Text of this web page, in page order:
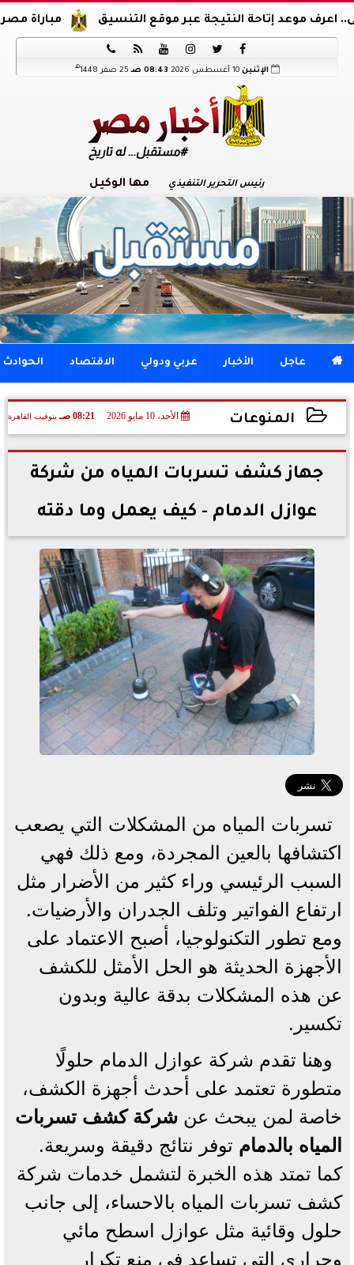
مباراة مصر إتاحة النتيجة عبر موقع التنسيق






الإثنين 08:43 صـ 25 صفر 1448 هـ
رئيس التحرير التنفيذي مها الوكيل
 عاجل الأخبار عربي ودولي الاقتصاد الحوادث
المنوعات الأحد، 10 مايو 2026 08:21 صـ بتوقيت القاهرة
2026-05-10 08:21:09
جهاز كشف تسربات المياه من شركة
عوازل الدمام - كيف يعمل وما دقته
تسربات المياه من المشكلات التي يصعب
اكتشافها بالعين المجردة، ومع ذلك فهي
السبب الرئيسي وراء كثير من الأضرار مثل
ارتفاع الفواتير وتلف الجدران والأرضيات.
ومع تطور التكنولوجيا، أصبح الاعتماد على
الأجهزة الحديثة هو الحل الأمثل للكشف
عن هذه المشكلات بدقة عالية وبدون
تكسير.
وهنا تقدم شركة عوازل الدمام حلولًا
متطورة تعتمد على أحدث أجهزة الكشف،
خاصة لمن يبحث عن شركة كشف تسربات
المياه بالدمام توفر نتائج دقيقة وسريعة.
كما تمتد هذه الخبرة لتشمل خدمات شركة
كشف تسربات المياه بالاحساء، إلى جانب
حلول وقائية مثل عوازل اسطح مائي
وحراري التي تساعد في منع تكرار